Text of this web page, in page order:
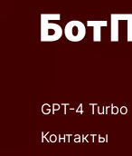
GPT-4 Turbo
Контакты